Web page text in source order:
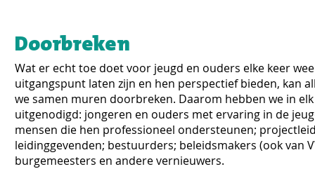
Doorbreken
Wat er echt toe doet voor jeugd en ouders elke keer
uitgangspunt laten zijn en hen perspectief bieden, kan
we samen muren doorbreken. Daarom hebben we in
uitgenodigd: jongeren en ouders met ervaring in de
mensen die hen professioneel ondersteunen;
leidinggevenden; bestuurders; beleidsmakers (ook van
burgemeesters en andere vernieuwers.